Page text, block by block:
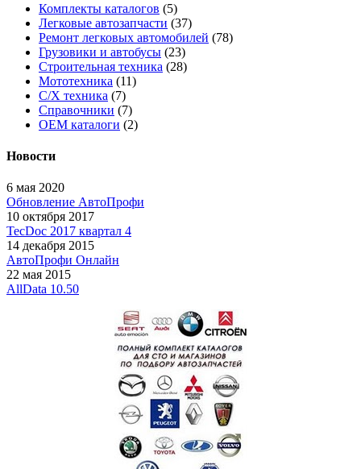
Комплекты каталогов (5)
Легковые автозапчасти (37)
Ремонт легковых автомобилей (78)
Грузовики и автобусы (23)
Строительная техника (28)
Мототехника (11)
С/Х техника (7)
Справочники (7)
OEM каталоги (2)
Новости
6 мая 2020
Обновление АвтоПрофи
10 октября 2017
TecDoc 2017 квартал 4
14 декабря 2015
АвтоПрофи Онлайн
22 мая 2015
AllData 10.50